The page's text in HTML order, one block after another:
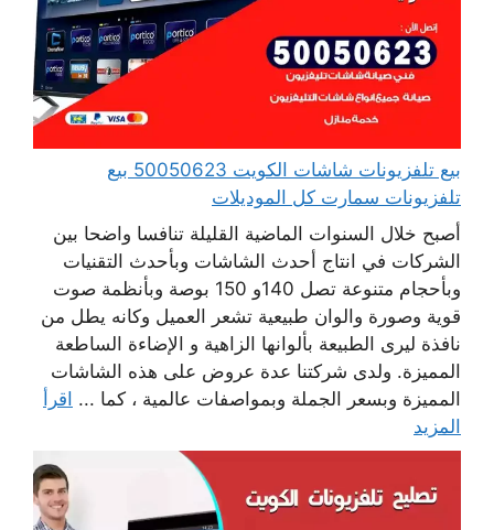
بيع تلفزيونات شاشات الكويت 50050623 بيع
تلفزيونات سمارت كل الموديلات
أصبح خلال السنوات الماضية القليلة تنافسا واضحا بين
الشركات في انتاج أحدث الشاشات وبأحدث التقنيات
وبأحجام متنوعة تصل 140و 150 بوصة وبأنظمة صوت
قوية وصورة والوان طبيعية تشعر العميل وكانه يطل من
نافذة ليرى الطبيعة بألوانها الزاهية و الإضاءة الساطعة
المميزة. ولدى شركتنا عدة عروض على هذه الشاشات
المميزة وبسعر الجملة وبمواصفات عالمية ، كما ... اقرأ
المزيد